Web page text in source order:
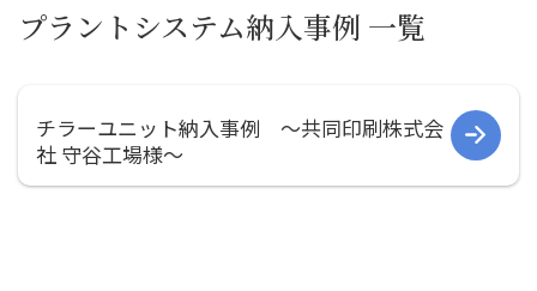
暮らしの中の瑞穂
研修・教育について
募集要項
会社案内
プラントシステム納入事例 一覧
チラーユニット納入事例 〜共同印刷株式会
社 守谷工場様〜